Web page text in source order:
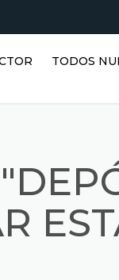
TODOS
TANQUES
ACERO
DEPÓSITOS
VERTICALES